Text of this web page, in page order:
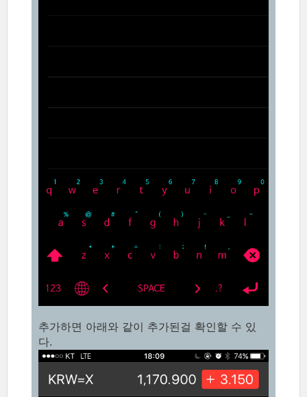
추가하면 아래와 같이 추가된걸 확인할 수 있
다.